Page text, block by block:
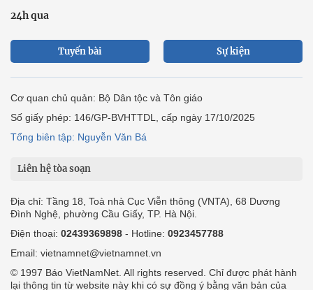
24h qua
Tuyến bài Sự kiện
Cơ quan chủ quản: Bộ Dân tộc và Tôn giáo
Số giấy phép: 146/GP-BVHTTDL, cấp ngày 17/10/2025
Tổng biên tập: Nguyễn Văn Bá
Liên hệ tòa soạn
Địa chỉ: Tầng 18, Toà nhà Cục Viễn thông (VNTA), 68 Dương
Đình Nghệ, phường Cầu Giấy, TP. Hà Nội.
Điện thoại: 02439369898 - Hotline: 0923457788
Email: vietnamnet@vietnamnet.vn
© 1997 Báo VietNamNet. All rights reserved. Chỉ được phát hành
lại thông tin từ website này khi có sự đồng ý bằng văn bản của